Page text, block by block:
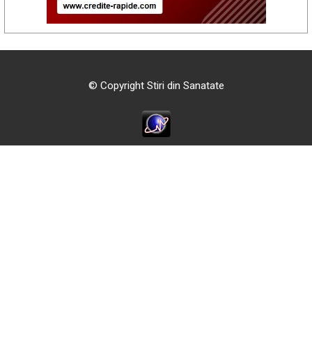
© Copyright Stiri din Sanatate